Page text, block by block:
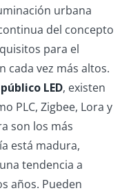
urbana
del concepto
para el
cada vez más altos.
LED, existen
PLC, Zigbee, Lora y
son los más
está madura,
tendencia a
años. Pueden